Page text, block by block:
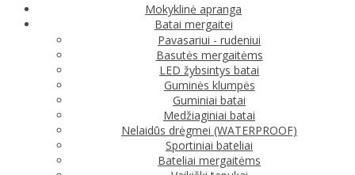
Mokyklinė apranga
Batai mergaitei
Pavasariui - rudeniui
Basutės mergaitėms
LED žybsintys batai
Guminės klumpės
Guminiai batai
Medžiaginiai batai
Nelaidūs drėgmei (WATERPROOF)
Sportiniai bateliai
Bateliai mergaitėms